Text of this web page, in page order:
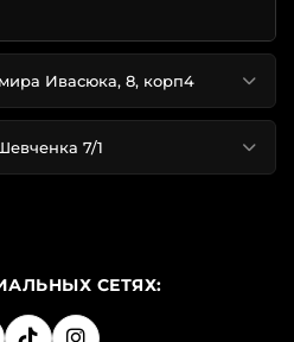
Ивасюка, 8, корп4
7/1
СЕТЯХ: